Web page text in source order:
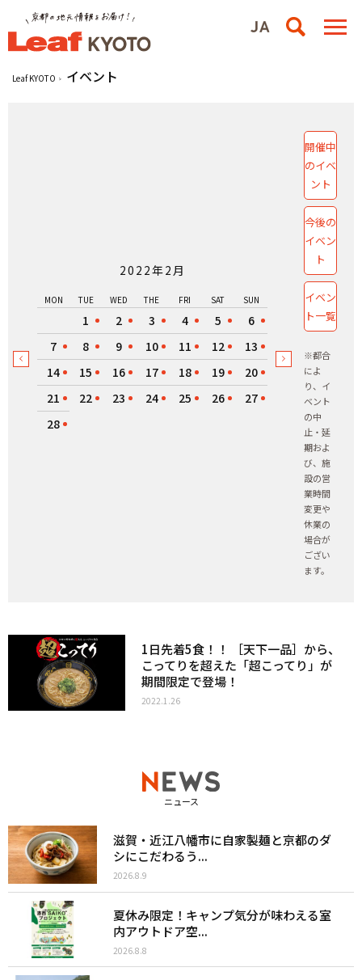
Leaf KYOTO イベント
2022年2月
MON TUE WED THE FRI SAT SUN
1 2 3 4 5
6
7
8 9 10 11 12
13
14
15 16 17 18 19
20
21
22 23 24 25 26
27
28
開催中
のイベ
ント
今後の
イベン
ト
イベン
ト一覧
※都合
によ
り、イ
ベント
の中
止・延
期およ
び、施
設の営
業時間
変更や
休業の
場合が
ござい
ます。
1日先着5食！！ ［天下一品］から、
こってりを超えた「超こってり」が
期間限定で登場！
2022.1.26
ニュース
滋賀・近江八幡市に自家製麺と京都のダ
シにこだわるう...
2026.8.9
夏休み限定！キャンプ気分が味わえる室
内アウトドア空...
2026.8.8